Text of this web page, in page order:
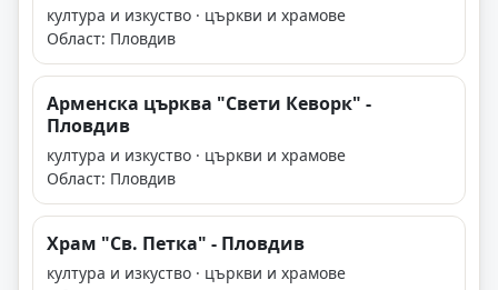
култура и изкуство · църкви и храмове
Област: Пловдив
Арменска църква "Свети Кеворк" -
Пловдив
култура и изкуство · църкви и храмове
Област: Пловдив
Храм "Св. Петка" - Пловдив
култура и изкуство · църкви и храмове